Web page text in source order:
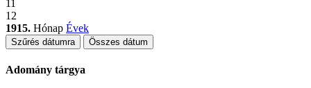
11
12
1915. Hónap Évek
Szűrés dátumra Összes dátum
Adomány tárgya